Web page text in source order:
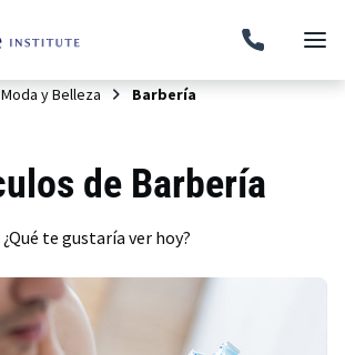
Moda y Belleza Barbería
de Barbería
¿Qué te gustaría ver hoy?